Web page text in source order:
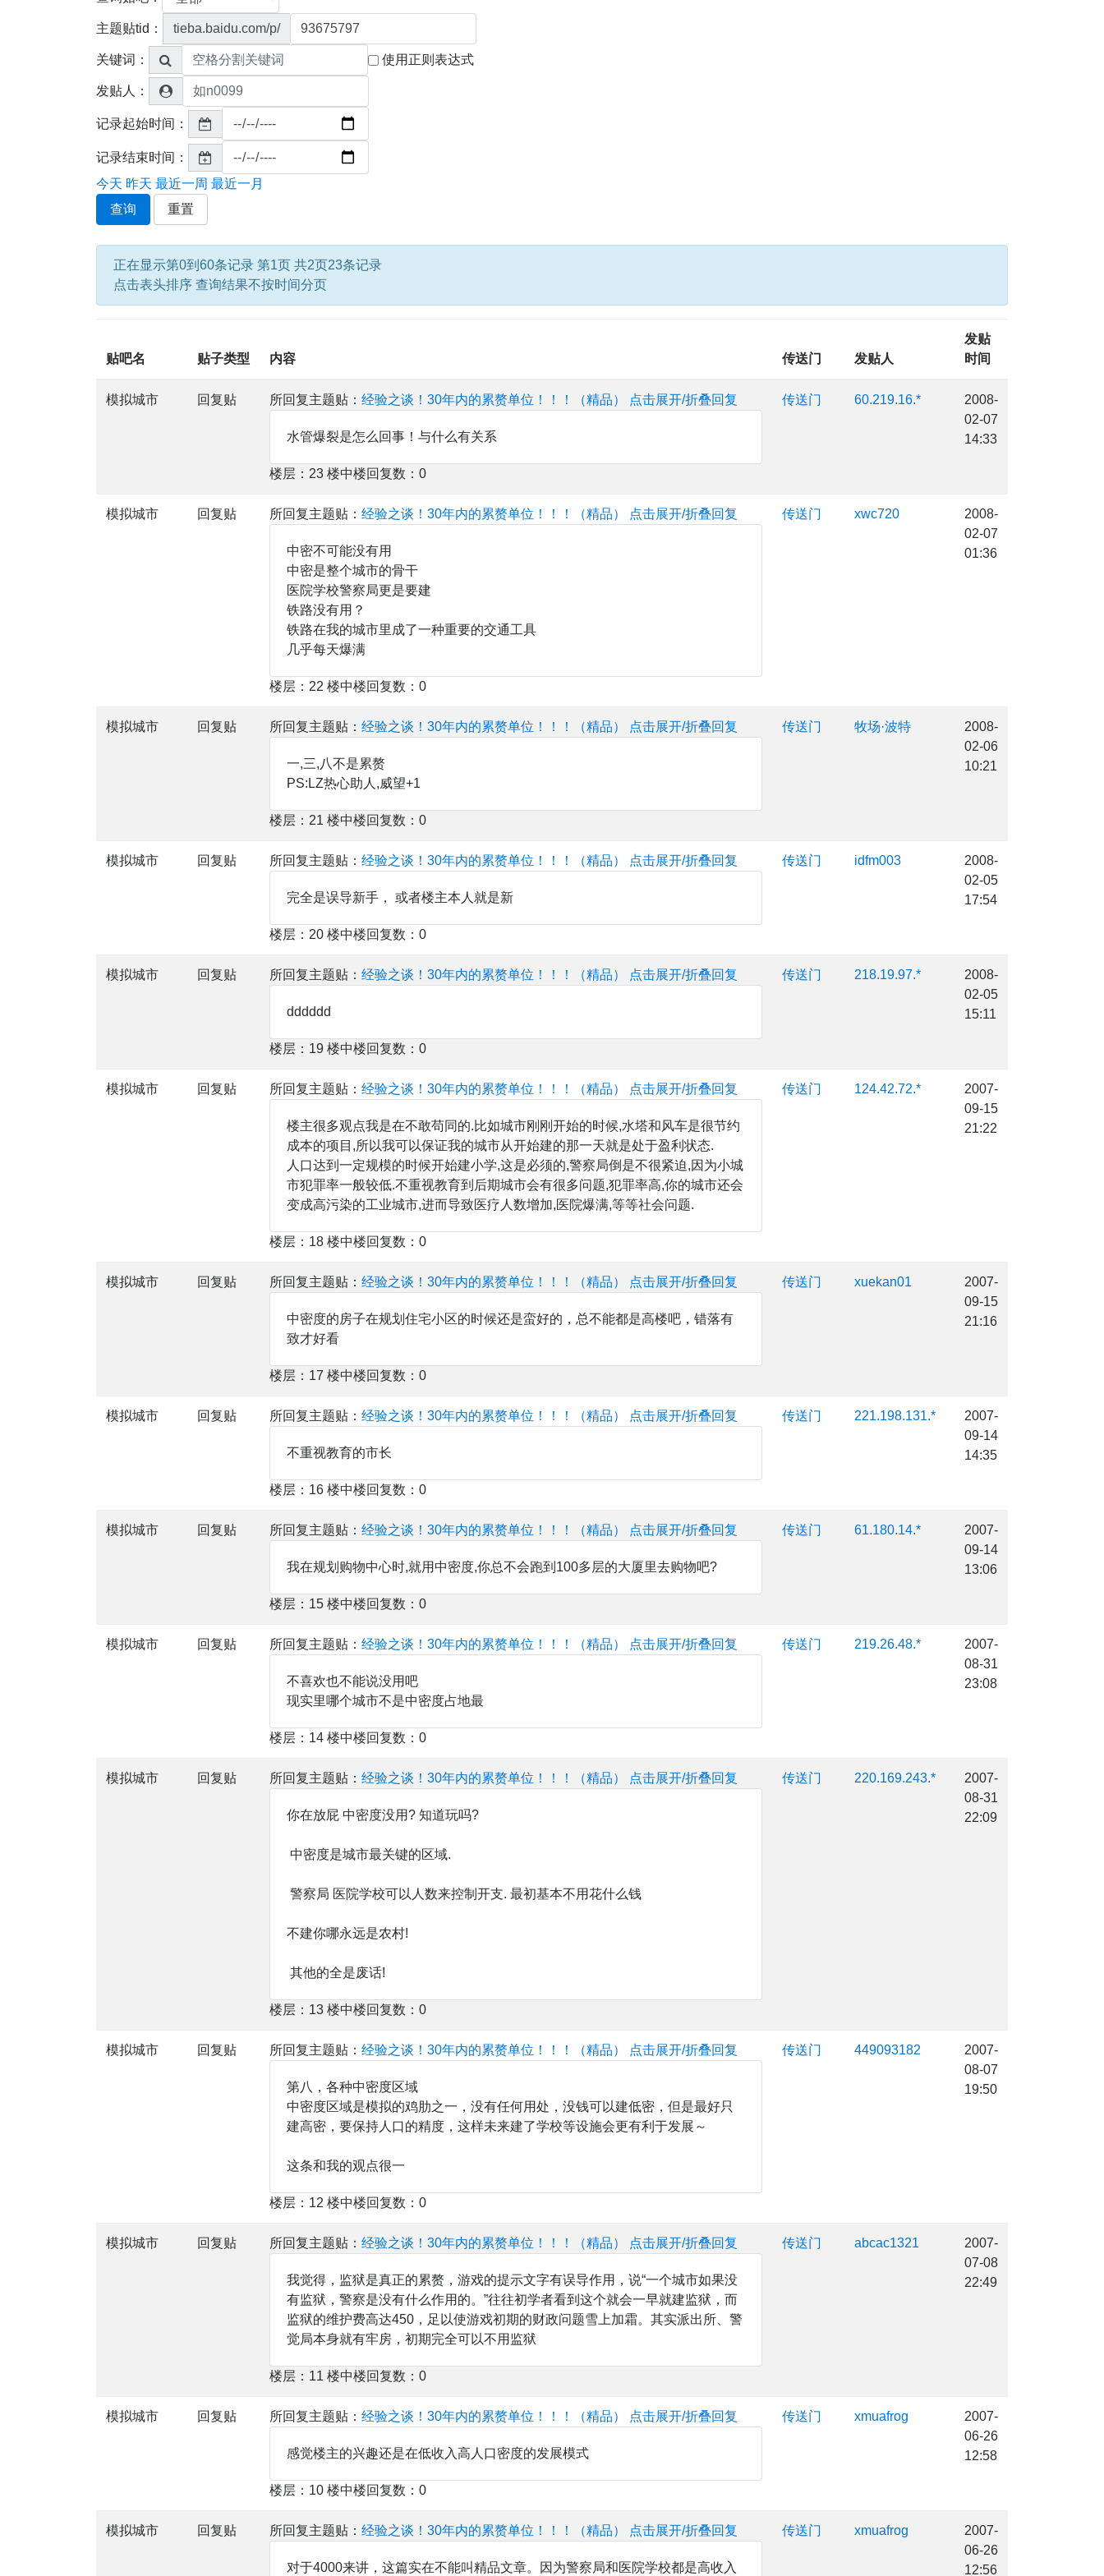
主题贴tid： tieba.baidu.com/p/
关键词： 使用正则表达式
发贴人：
记录起始时间：
记录结束时间：
今天 昨天 最近一周 最近一月
查询
重置
正在显示第0到60条记录 第1页 共2页23条记录
点击表头排序 查询结果不按时间分页
贴吧名 贴子类型 内容 传送门 发贴人
发贴
时间
模拟城市 回复贴 所回复主题贴： 经验之谈！30年内的累赘单位！！！（精品） 点击展开/折叠回复
水管爆裂是怎么回事！与什么有关系
楼层：23 楼中楼回复数：0
传送门 60.219.16.*
2008-
02-07
14:33
模拟城市 回复贴 所回复主题贴： 经验之谈！30年内的累赘单位！！！（精品） 点击展开/折叠回复
中密不可能没有用
中密是整个城市的骨干
医院学校警察局更是要建
铁路没有用？
铁路在我的城市里成了一种重要的交通工具
几乎每天爆满
楼层：22 楼中楼回复数：0
传送门 xwc720
2008-
02-07
01:36
模拟城市 回复贴 所回复主题贴： 经验之谈！30年内的累赘单位！！！（精品） 点击展开/折叠回复
一,三,八不是累赘
PS:LZ热心助人,威望+1
楼层：21 楼中楼回复数：0
传送门 牧场·波特
2008-
02-06
10:21
模拟城市 回复贴 所回复主题贴： 经验之谈！30年内的累赘单位！！！（精品） 点击展开/折叠回复
完全是误导新手， 或者楼主本人就是新
楼层：20 楼中楼回复数：0
传送门 idfm003
2008-
02-05
17:54
模拟城市 回复贴 所回复主题贴： 经验之谈！30年内的累赘单位！！！（精品） 点击展开/折叠回复
dddddd
楼层：19 楼中楼回复数：0
传送门 218.19.97.*
2008-
02-05
15:11
模拟城市 回复贴 所回复主题贴： 经验之谈！30年内的累赘单位！！！（精品） 点击展开/折叠回复
楼主很多观点我是在不敢苟同的.比如城市刚刚开始的时候,水塔和风车是很节约
成本的项目,所以我可以保证我的城市从开始建的那一天就是处于盈利状态.
人口达到一定规模的时候开始建小学,这是必须的,警察局倒是不很紧迫,因为小城
市犯罪率一般较低.不重视教育到后期城市会有很多问题,犯罪率高,你的城市还会
变成高污染的工业城市,进而导致医疗人数增加,医院爆满,等等社会问题.
楼层：18 楼中楼回复数：0
传送门 124.42.72.*
2007-
09-15
21:22
模拟城市 回复贴 所回复主题贴： 经验之谈！30年内的累赘单位！！！（精品） 点击展开/折叠回复
中密度的房子在规划住宅小区的时候还是蛮好的，总不能都是高楼吧，错落有
致才好看
楼层：17 楼中楼回复数：0
传送门 xuekan01
2007-
09-15
21:16
模拟城市 回复贴 所回复主题贴： 经验之谈！30年内的累赘单位！！！（精品） 点击展开/折叠回复
不重视教育的市长
楼层：16 楼中楼回复数：0
传送门 221.198.131.*
2007-
09-14
14:35
模拟城市 回复贴 所回复主题贴： 经验之谈！30年内的累赘单位！！！（精品） 点击展开/折叠回复
我在规划购物中心时,就用中密度,你总不会跑到100多层的大厦里去购物吧?
楼层：15 楼中楼回复数：0
传送门 61.180.14.*
2007-
09-14
13:06
模拟城市 回复贴 所回复主题贴： 经验之谈！30年内的累赘单位！！！（精品） 点击展开/折叠回复
不喜欢也不能说没用吧
现实里哪个城市不是中密度占地最
楼层：14 楼中楼回复数：0
传送门 219.26.48.*
2007-
08-31
23:08
模拟城市 回复贴 所回复主题贴： 经验之谈！30年内的累赘单位！！！（精品） 点击展开/折叠回复
你在放屁 中密度没用? 知道玩吗?
中密度是城市最关键的区域.
警察局 医院学校可以人数来控制开支. 最初基本不用花什么钱
不建你哪永远是农村!
其他的全是废话!
楼层：13 楼中楼回复数：0
传送门 220.169.243.*
2007-
08-31
22:09
模拟城市 回复贴 所回复主题贴： 经验之谈！30年内的累赘单位！！！（精品） 点击展开/折叠回复
第八，各种中密度区域
中密度区域是模拟的鸡肋之一，没有任何用处，没钱可以建低密，但是最好只
建高密，要保持人口的精度，这样未来建了学校等设施会更有利于发展～
这条和我的观点很一
楼层：12 楼中楼回复数：0
传送门 449093182
2007-
08-07
19:50
模拟城市 回复贴 所回复主题贴： 经验之谈！30年内的累赘单位！！！（精品） 点击展开/折叠回复
我觉得，监狱是真正的累赘，游戏的提示文字有误导作用，说“一个城市如果没
有监狱，警察是没有什么作用的。”往往初学者看到这个就会一早就建监狱，而
监狱的维护费高达450，足以使游戏初期的财政问题雪上加霜。其实派出所、警
觉局本身就有牢房，初期完全可以不用监狱
楼层：11 楼中楼回复数：0
传送门 abcac1321
2007-
07-08
22:49
模拟城市 回复贴 所回复主题贴： 经验之谈！30年内的累赘单位！！！（精品） 点击展开/折叠回复
感觉楼主的兴趣还是在低收入高人口密度的发展模式
楼层：10 楼中楼回复数：0
传送门 xmuafrog
2007-
06-26
12:58
模拟城市 回复贴 所回复主题贴： 经验之谈！30年内的累赘单位！！！（精品） 点击展开/折叠回复
对于4000来讲，这篇实在不能叫精品文章。因为警察局和医院学校都是高收入
传送门 xmuafrog
2007-
06-26
12:56